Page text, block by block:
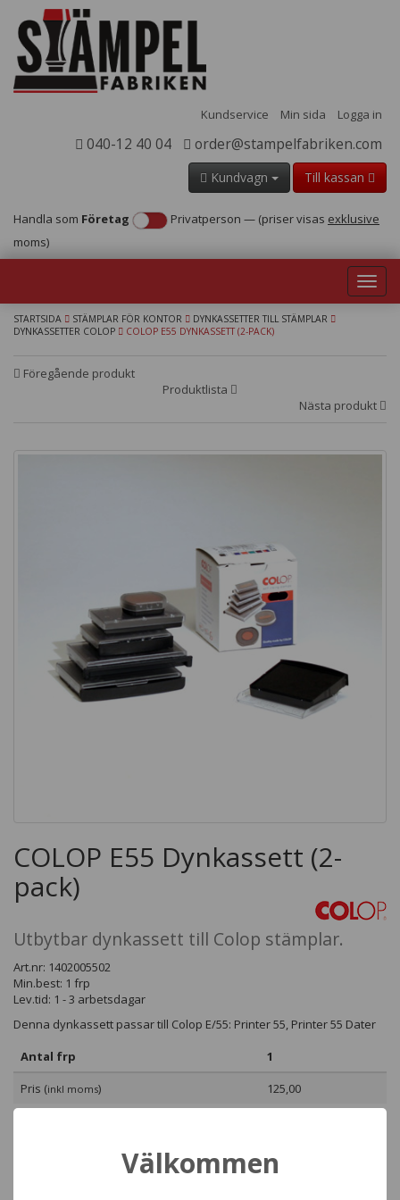
Kundservice Min sida Logga in
040-12 40 04 order@stampelfabriken.com
Kundvagn Till kassan
Handla som Företag Privatperson — (priser visas exklusive
moms)
STARTSIDA STÄMPLAR FÖR KONTOR
DYNKASSETTER TILL STÄMPLAR
DYNKASSETTER COLOP
COLOP E55 DYNKASSETT (2-PACK)
Föregående produkt
Produktlista
Nästa produkt
COLOP E55 Dynkassett (2-
pack)
Utbytbar dynkassett till Colop stämplar.
Art.nr: 1402005502
Min.best: 1 frp
Lev.tid: 1 - 3 arbetsdagar
Denna dynkassett passar till Colop E/55: Printer 55, Printer 55 Dater
Antal frp
1
Pris (inkl moms) 125,00
Välkommen